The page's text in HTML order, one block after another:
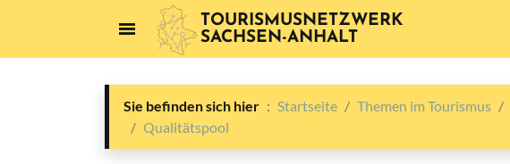
TOURISMUSNETZWERK
SACHSEN-ANHALT
Sie befinden sich hier Startseite Themen im Tourismus
Qualitätspool